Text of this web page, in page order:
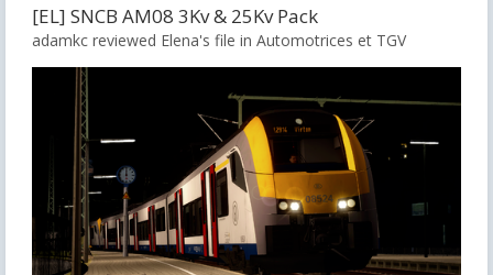
[EL] SNCB AM08 3Kv & 25Kv Pack
adamkc reviewed Elena's file in Automotrices et TGV